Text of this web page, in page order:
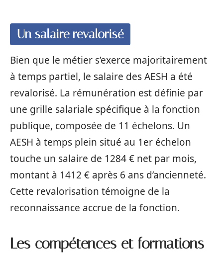
Un salaire revalorisé
Bien que le métier s’exerce majoritairement
à temps partiel, le salaire des AESH a été
revalorisé. La rémunération est définie par
une grille salariale spécifique à la fonction
publique, composée de 11 échelons. Un
AESH à temps plein situé au 1er échelon
touche un salaire de 1284 € net par mois,
montant à 1412 € après 6 ans d’ancienneté.
Cette revalorisation témoigne de la
reconnaissance accrue de la fonction.
Les compétences et formations